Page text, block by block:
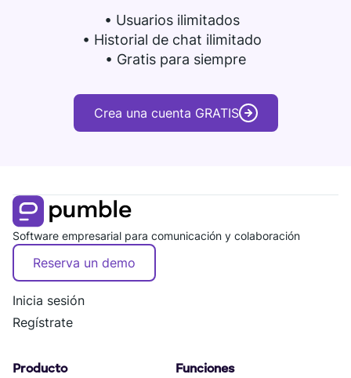
• Usuarios ilimitados
• Historial de chat ilimitado
• Gratis para siempre
Crea una cuenta GRATIS
Software empresarial para comunicación y colaboración
Reserva un demo
Inicia sesión
Regístrate
Producto Funciones